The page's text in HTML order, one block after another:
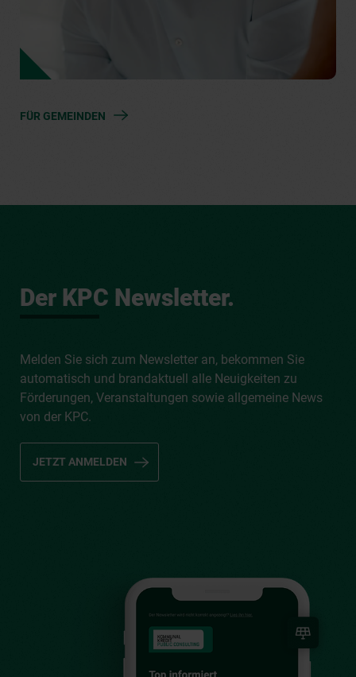
FÜR GEMEINDEN
Der KPC Newsletter.
Melden Sie sich zum Newsletter an, bekommen Sie
automatisch und brandaktuell alle Neuigkeiten zu
Förderungen, Veranstaltungen sowie allgemeine News
von der KPC.
JETZT ANMELDEN